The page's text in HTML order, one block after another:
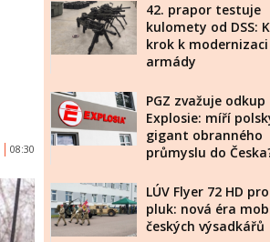
08:30
42. prapor testuje
kulomety od DSS:
krok k modernizaci
armády
PGZ zvažuje odkup
Explosie: míří
gigant obranného
průmyslu do
LÚV Flyer 72 HD
pluk: nová éra
českých výsadkářů